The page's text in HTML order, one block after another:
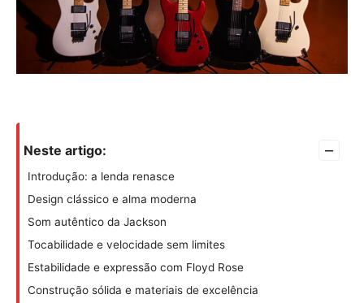
Neste artigo: –
Introdução: a lenda renasce
Design clássico e alma moderna
Som autêntico da Jackson
Tocabilidade e velocidade sem limites
Estabilidade e expressão com Floyd Rose
Construção sólida e materiais de excelência